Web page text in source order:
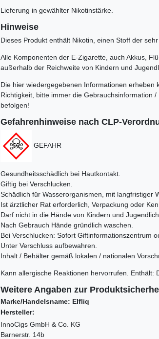
Lieferung in gewählter Nikotinstärke.
Hinweise
Dieses Produkt enthält Nikotin, einen Stoff der
Alle Komponenten der E-Zigarette, auch Akkus,
außerhalb der Reichweite von Kindern und
Die hier wiedergegebenen Informationen erheben
Richtigkeit, bitte immer die Gebrauchsinformation
befolgen!
Gefahrenhinweise nach CLP-
GEFAHR
Gesundheitsschädlich bei Hautkontakt.
Giftig bei Verschlucken.
Schädlich für Wasserorganismen, mit langfristiger
Ist ärztlicher Rat erforderlich, Verpackung oder
Darf nicht in die Hände von Kindern und
Nach Gebrauch Hände gründlich waschen.
Bei Verschlucken: Sofort Giftinformationszentrum
Unter Verschluss aufbewahren.
Inhalt / Behälter gemäß lokalen / nationalen
Kann allergische Reaktionen hervorrufen. Enthält:
Weitere Angaben zur
Marke/Handelsname: Elfliq
Hersteller:
InnoCigs GmbH & Co. KG
Barnerstr. 14b